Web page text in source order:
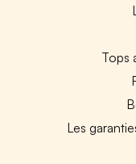
Tops
Les